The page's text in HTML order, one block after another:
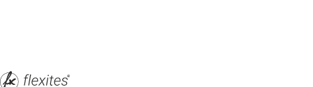
На нашем сайте в целях